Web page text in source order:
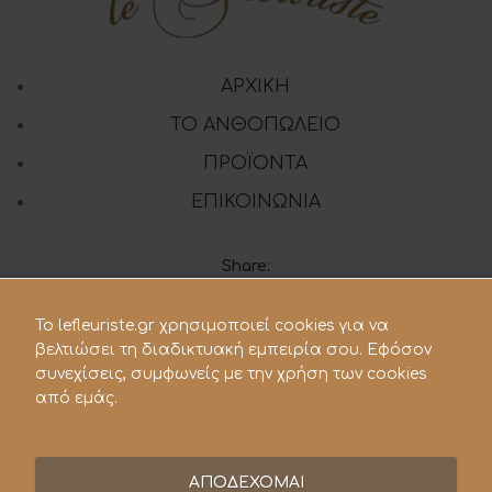
ΑΡΧΙΚΗ
ΤΟ ΑΝΘΟΠΩΛΕΙΟ
ΠΡΟΪΟΝΤΑ
ΕΠΙΚΟΙΝΩΝΙΑ
Share:
210 28.21.119
To lefleuriste.gr χρησιμοποιεί cookies για να
βελτιώσει τη διαδικτυακή εμπειρία σου. Εφόσον
συνεχίσεις, συμφωνείς με την χρήση των cookies
από εμάς.
ΑΠΟΔΕΧΟΜΑΙ